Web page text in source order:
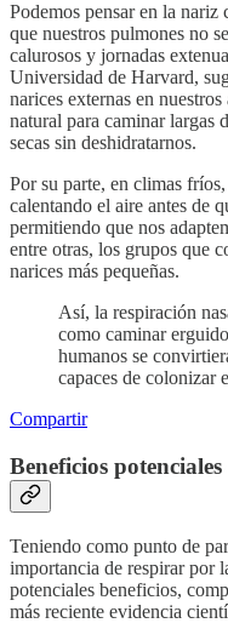
Podemos pensar en la
que nuestros pulmones no
calurosos y jornadas
Universidad de Harvard,
narices externas en
natural para caminar largas
secas sin deshidratarnos.
Por su parte, en climas
calentando el aire antes de
permitiendo que nos
entre otras, los grupos que
narices más pequeñas.
Así, la respiración
como caminar
humanos se
capaces de colonizar
Compartir
Beneficios
Teniendo como punto de
importancia de respirar por
potenciales beneficios,
más reciente evidencia